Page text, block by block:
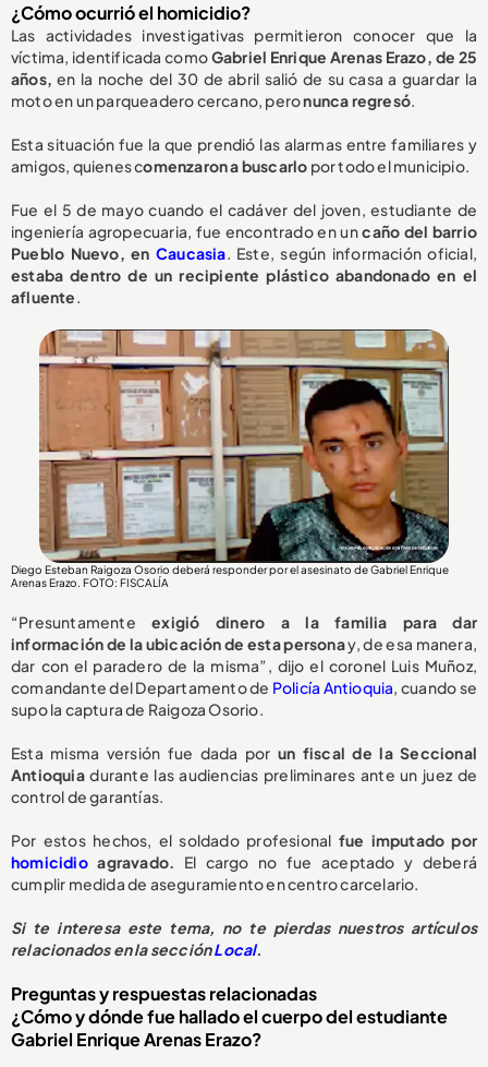
¿Cómo ocurrió el homicidio?
Las actividades investigativas permitieron conocer que la
víctima, identificada comoGabriel Enrique Arenas Erazo, de 25
años, en la noche del 30 de abril salió de su casa a guardar la
moto en un parqueadero cercano, peronunca regresó.
Esta situación fue la que prendió las alarmas entre familiares y
amigos, quienes comenzaron a buscarlo por todo el municipio.
Fue el 5 de mayo cuando el cadáver del joven, estudiante de
ingeniería agropecuaria, fue encontrado en uncaño del barrio
Pueblo Nuevo, en Caucasia. Este, según información oficial,
estaba dentro de un recipiente plástico abandonado en el
afluente.
Diego Esteban Raigoza Osorio deberá responder por el asesinato de Gabriel Enrique
Arenas Erazo. FOTO: FISCALÍA
“Presuntamenteexigió dinero a la familia para dar
información de la ubicación de esta personay, de esa manera,
dar con el paradero de la misma”, dijo el coronel Luis Muñoz,
comandante del Departamento de Policía Antioquia, cuando se
supo la captura de Raigoza Osorio.
Esta misma versión fue dada por un fiscal de la Seccional
Antioquiadurante las audiencias preliminares ante un juez de
control de garantías.
Por estos hechos, el soldado profesional fue imputado por
homicidioagravado. El cargo no fue aceptado y deberá
cumplir medida de aseguramiento en centro carcelario.
Si te interesa este tema, no te pierdas nuestros artículos
relacionados en la secciónLocal.
Preguntas y respuestas relacionadas
¿Cómo y dónde fue hallado el cuerpo del estudiante
Gabriel Enrique Arenas Erazo?